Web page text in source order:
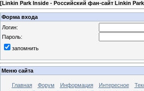
[Linkin Park Inside - Российский фан-сайт Linkin Park
Форма входа
Логин:
Пароль:
запомнить
Меню сайта
Главная Форум Информация Интересное